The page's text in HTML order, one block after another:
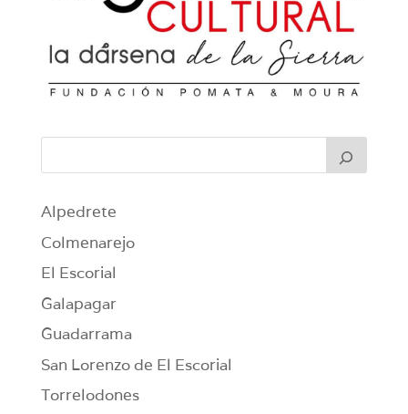
Alpedrete
Colmenarejo
El Escorial
Galapagar
Guadarrama
San Lorenzo de El Escorial
Torrelodones